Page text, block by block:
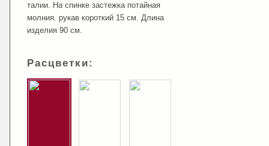
талии. На спинке застежка потайная
молния. рукав короткий 15 см. Длина
изделия 90 см.
Расцветки: